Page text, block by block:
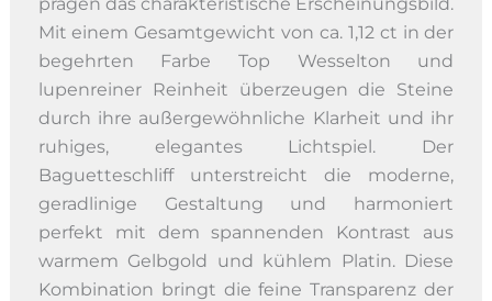
Mit einem Gesamtgewicht von ca. 1,12 ct in der
begehrten Farbe Top Wesselton und
lupenreiner Reinheit überzeugen die Steine
durch ihre außergewöhnliche Klarheit und ihr
ruhiges, elegantes Lichtspiel. Der
Baguetteschliff unterstreicht die moderne,
geradlinige Gestaltung und harmoniert
perfekt mit dem spannenden Kontrast aus
warmem Gelbgold und kühlem Platin. Diese
Kombination bringt die feine Transparenz der